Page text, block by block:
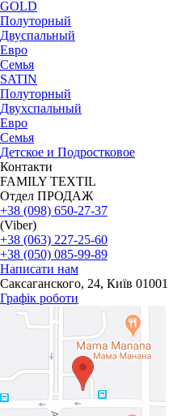
GOLD
Полуторный
Двуспальный
Евро
Семья
SATIN
Полуторный
Двухспальный
Евро
Семья
Детское и Подростковое
Контакти
FAMILY TEXTIL
Отдел ПРОДАЖ
+38 (098) 650-27-37
(Viber)
+38 (063) 227-25-60
+38 (050) 085-99-89
Написати нам
Саксаганского, 24, Київ 01001
Графік роботи